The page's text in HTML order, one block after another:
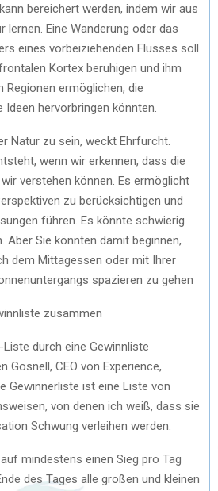
bereichert werden, indem wir aus
lernen. Eine Wanderung oder das
eines vorbeiziehenden Flusses soll
Kortex beruhigen und ihm
Regionen ermöglichen, die
hervorbringen könnten.
Natur zu sein, weckt Ehrfurcht.
wenn wir erkennen, dass die
verstehen können. Es ermöglicht
zu berücksichtigen und
führen. Es könnte schwierig
Aber Sie könnten damit beginnen,
dem Mittagessen oder mit Ihrer
spazieren zu gehen
zusammen
durch eine Gewinnliste
Gosnell, CEO von Experience,
Gewinnerliste ist eine Liste von
von denen ich weiß, dass sie
Schwung verleihen werden.
mindestens einen Sieg pro Tag
des Tages alle großen und kleinen